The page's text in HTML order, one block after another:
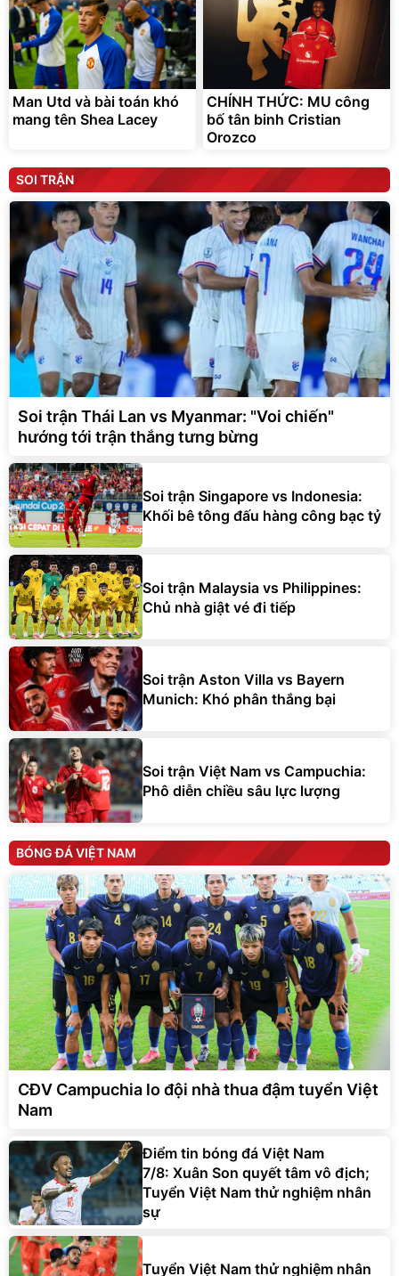
Man Utd và bài toán khó
mang tên Shea Lacey
CHÍNH THỨC: MU công
bố tân binh Cristian
Orozco
SOI TRẬN
Soi trận Thái Lan vs Myanmar: "Voi chiến"
hướng tới trận thắng tưng bừng
Soi trận Singapore vs Indonesia:
Khối bê tông đấu hàng công bạc tỷ
Soi trận Malaysia vs Philippines:
Chủ nhà giật vé đi tiếp
Soi trận Aston Villa vs Bayern
Munich: Khó phân thắng bại
Soi trận Việt Nam vs Campuchia:
Phô diễn chiều sâu lực lượng
BÓNG ĐÁ VIỆT NAM
CĐV Campuchia lo đội nhà thua đậm tuyển Việt
Nam
Điểm tin bóng đá Việt Nam
7/8: Xuân Son quyết tâm vô địch;
Tuyển Việt Nam thử nghiệm nhân
sự
Tuyển Việt Nam thử nghiệm nhân